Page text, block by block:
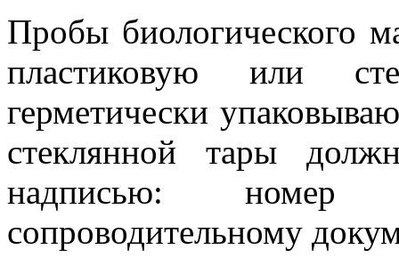
Пробы биологического
пластиковую или
герметически
стеклянной тары
надписью: номер
сопроводительному